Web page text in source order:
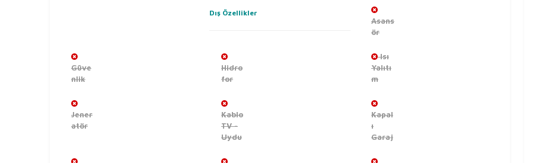
Dış Özellikler
Asans
ör
Güve
nlik
Hidro
for
Isı
Yalıtı
m
Jener
atör
Kablo
TV -
Uydu
Kapal
ı
Garaj